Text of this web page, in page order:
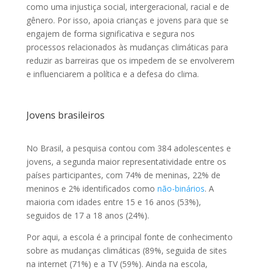
como uma injustiça social, intergeracional, racial e de
gênero. Por isso, apoia crianças e jovens para que se
engajem de forma significativa e segura nos
processos relacionados às mudanças climáticas para
reduzir as barreiras que os impedem de se envolverem
e influenciarem a política e a defesa do clima.
Jovens brasileiros
No Brasil, a pesquisa contou com 384 adolescentes e
jovens, a segunda maior representatividade entre os
países participantes, com 74% de meninas, 22% de
meninos e 2% identificados como não-binários. A
maioria com idades entre 15 e 16 anos (53%),
seguidos de 17 a 18 anos (24%).
Por aqui, a escola é a principal fonte de conhecimento
sobre as mudanças climáticas (89%, seguida de sites
na internet (71%) e a TV (59%). Ainda na escola,